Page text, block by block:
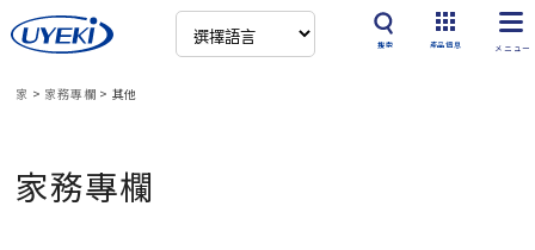
搜索 產品信息
家 > 家務專欄 > 其他
家務專欄